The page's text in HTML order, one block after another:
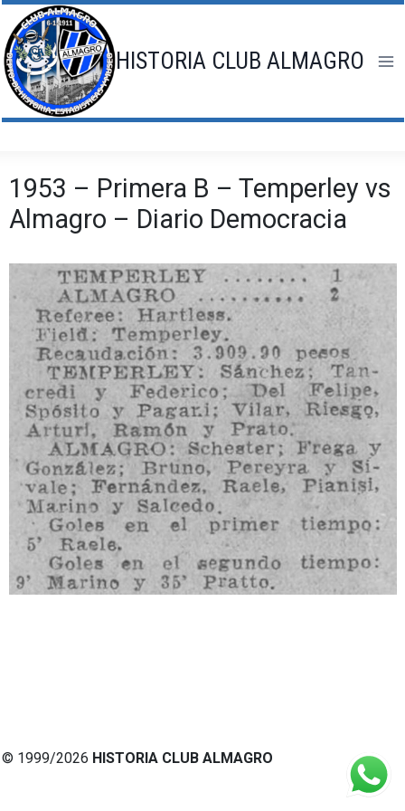
Saltar
al
contenido
HISTORIA CLUB ALMAGRO
1953 – Primera B – Temperley vs
Almagro – Diario Democracia
© 1999/2026 HISTORIA CLUB ALMAGRO